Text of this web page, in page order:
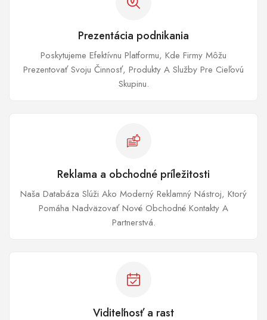
Prezentácia podnikania
Poskytujeme Efektívnu Platformu, Kde Firmy Môžu
Prezentovať Svoju Činnosť, Produkty A Služby Pre Cieľovú
Skupinu.
Reklama a obchodné príležitosti
Naša Databáza Slúži Ako Moderný Reklamný Nástroj, Ktorý
Pomáha Nadväzovať Nové Obchodné Kontakty A
Partnerstvá.
Viditeľnosť a rast